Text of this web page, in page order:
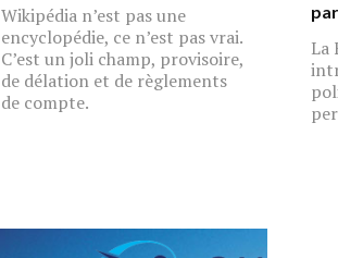
Wikipédia n’est pas une
encyclopédie, ce n’est pas vrai.
C’est un joli champ, provisoire,
de délation et de règlements
de compte.
par
La